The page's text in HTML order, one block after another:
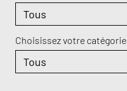
Choisissez votre catégorie